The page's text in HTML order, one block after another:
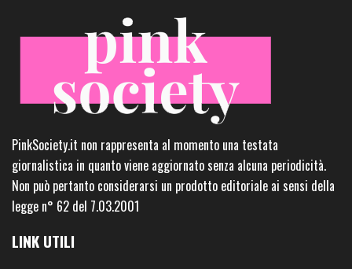
PinkSociety.it non rappresenta al momento una testata
giornalistica in quanto viene aggiornato senza alcuna periodicità.
Non può pertanto considerarsi un prodotto editoriale ai sensi della
legge n° 62 del 7.03.2001
LINK UTILI